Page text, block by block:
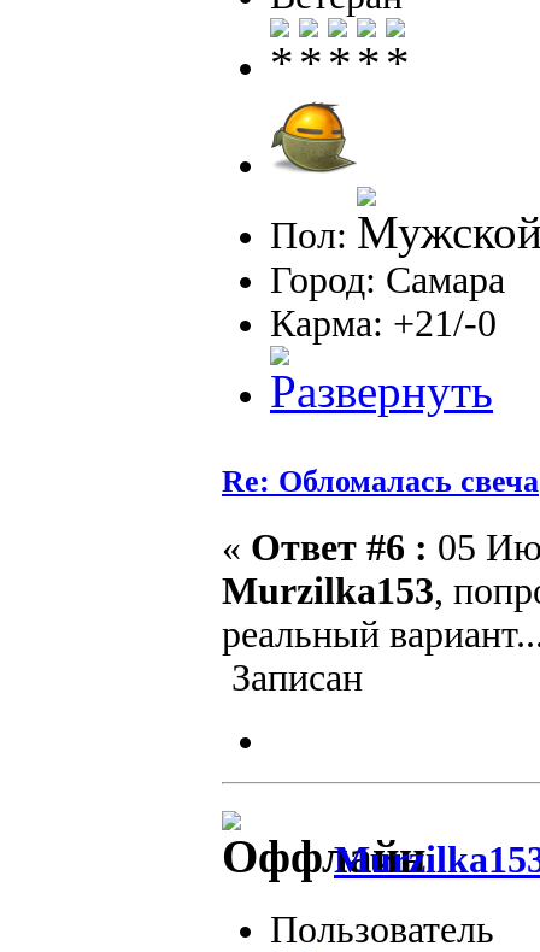
Пол:
Город: Самара
Карма: +21/-0
Re: Обломалась свеча
« Ответ #6 : 05
Murzilka153,
реальный
Записан
Пользователь